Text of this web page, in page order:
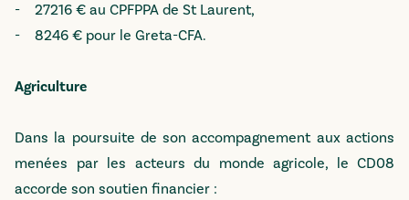
- 27216 € au CPFPPA de St Laurent,
- 8246 € pour le Greta-CFA.
Agriculture
Dans la poursuite de son accompagnement aux actions
menées par les acteurs du monde agricole, le CD08
accorde son soutien financier :